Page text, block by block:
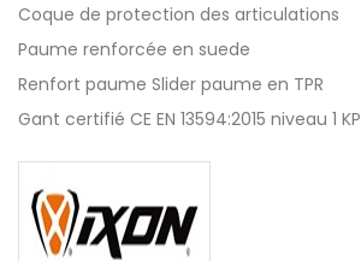
Coque de protection des articulations
Paume renforcée en suede
Renfort paume Slider paume en TPR
Gant certifié CE EN 13594:2015 niveau 1 KP